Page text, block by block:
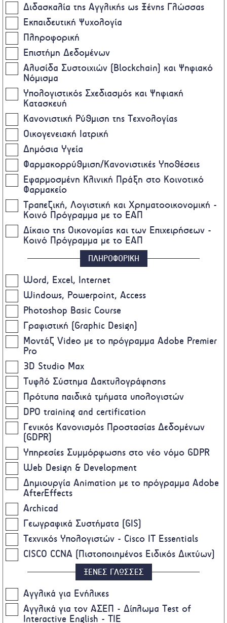
Διδασκαλία της Αγγλικής ως Ξένης Γλώσσας
Εκπαιδευτική Ψυχολογία
Πληροφορική
Επιστήμη Δεδομένων
Αλυσίδα Συστοιχιών (Blockchain) και Ψηφιακό
Νόμισμα
Υπολογιστικός Σχεδιασμός και Ψηφιακή
Κατασκευή
Κανονιστική Ρύθμιση της Τεχνολογίας
Οικογενειακή Ιατρική
Δημόσια Υγεία
Φαρμακορρύθμιση/Κανονιστικές Υποθέσεις
Εφαρμοσμένη Κλινική Πράξη στο Κοινοτικό
Φαρμακείο
Τραπεζική, Λογιστική και Χρηματοοικονομική -
Κοινό Πρόγραμμα με το ΕΑΠ
Δίκαιο της Οικονομίας και των Επιχειρήσεων -
Κοινό Πρόγραμμα με το ΕΑΠ
ΠΛΗΡΟΦΟΡΙΚΗ
Word, Excel, Internet
Windows, Powerpoint, Access
Photoshop Basic Course
Γραφιστική (Graphic Design)
Μοντάζ Video με το πρόγραμμα Adobe Premier
Pro
3D Studio Max
Τυφλό Σύστημα Δακτυλογράφησης
Πρότυπα παιδικά τμήματα υπολογιστών
DPO training and certification
Γενικός Κανονισμός Προστασίας Δεδομένων
(GDPR)
Υπηρεσίες Συμμόρφωσης στο νέο νόμο GDPR
Web Design & Development
Δημιουργία Animation με το πρόγραμμα Adobe
AfterEffects
Archicad
Γεωγραφικά Συστήματα (GIS)
Τεχνικός Υπολογιστών - Cisco IT Essentials
CISCO CCNA (Πιστοποιημένος Ειδικός Δικτύων)
ΞΕΝΕΣ ΓΛΩΣΣΕΣ
Αγγλικά για Ενήλικες
Αγγλικά για τον ΑΣΕΠ - Δίπλωμα Test of
Interactive English - TIE